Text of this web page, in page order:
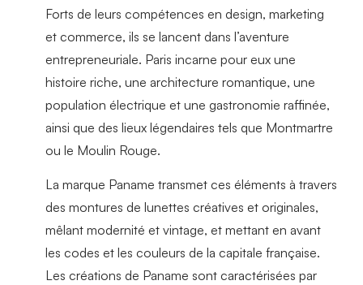
Forts de leurs compétences en design, marketing
et commerce, ils se lancent dans l’aventure
entrepreneuriale. Paris incarne pour eux une
histoire riche, une architecture romantique, une
population électrique et une gastronomie raffinée,
ainsi que des lieux légendaires tels que Montmartre
ou le Moulin Rouge.
La marque Paname transmet ces éléments à travers
des montures de lunettes créatives et originales,
mêlant modernité et vintage, et mettant en avant
les codes et les couleurs de la capitale française.
Les créations de Paname sont caractérisées par